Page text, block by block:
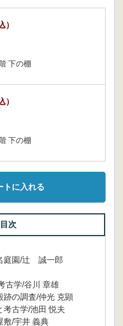
）
下の棚
）
下の棚
トに入れる
目次
庭園/辻 誠一郎
古学/谷川 章雄
跡の調査/仲光 克顕
考古学/池田 悦夫
敷/宇井 義典